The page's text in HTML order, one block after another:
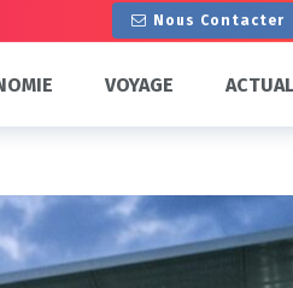
Nous Contacter
VOYAGE